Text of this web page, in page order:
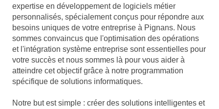
expertise en développement de logiciels métier
personnalisés, spécialement conçus pour répondre aux
besoins uniques de votre entreprise à Pignans. Nous
sommes convaincus que l'optimisation des opérations
et l'intégration système entreprise sont essentielles pour
votre succès et nous sommes là pour vous aider à
atteindre cet objectif grâce à notre programmation
spécifique de solutions informatiques.
Notre but est simple : créer des solutions intelligentes et